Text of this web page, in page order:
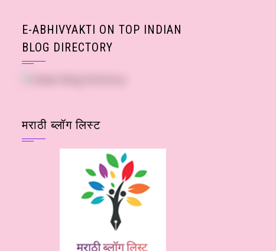
E-ABHIVYAKTI ON TOP INDIAN
BLOG DIRECTORY
मराठी ब्लॉग लिस्ट